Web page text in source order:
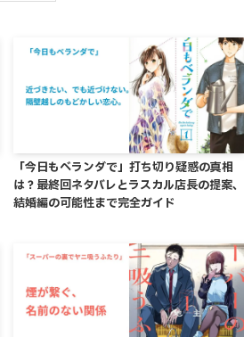
「今日もベランダで」打ち切り疑惑の真相
は？最終回ネタバレとラスカル店長の提案、
結婚編の可能性まで完全ガイド